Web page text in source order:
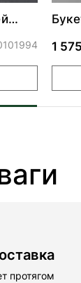
1
протягом